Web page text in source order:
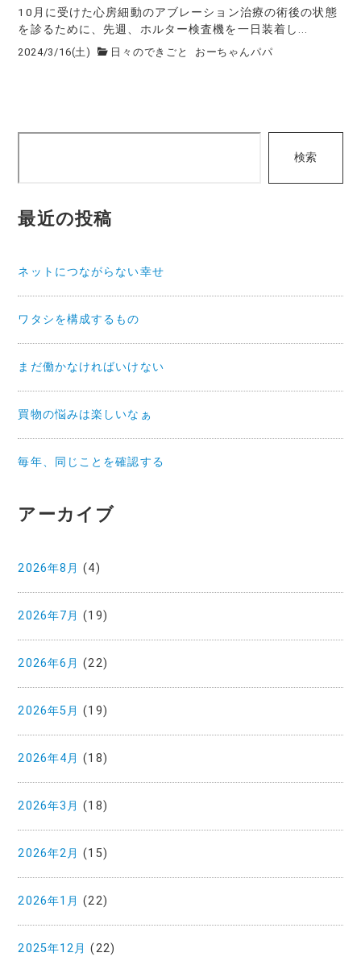
10月に受けた心房細動のアブレーション治療の術後の状態
を診るために、先週、ホルター検査機を一日装着し...
2024/3/16(土) 日々のできごと おーちゃんパパ
検索
最近の投稿
ネットにつながらない幸せ
ワタシを構成するもの
まだ働かなければいけない
買物の悩みは楽しいなぁ
毎年、同じことを確認する
アーカイブ
2026年8月 (4)
2026年7月 (19)
2026年6月 (22)
2026年5月 (19)
2026年4月 (18)
2026年3月 (18)
2026年2月 (15)
2026年1月 (22)
2025年12月 (22)